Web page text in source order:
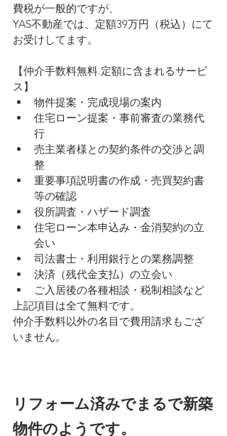
費税が一般的ですが、
YAS不動産では、定額39万円（税込）にて
お受けしてます。
【仲介手数料無料.定額に含まれるサービ
ス】
物件提案・完成現場の案内
住宅ローン提案・事前審査の業務代
行
売主業者様との契約条件の交渉と調
整
重要事項説明書の作成・売買契約書
等の確認
役所調査・ハザード調査
住宅ローン本申込み・金消契約の立
会い
司法書士・利用銀行との業務調整
決済（残代金支払）の立会い
ご入居後の各種相談・税制相談など
上記項目は全て無料です。
仲介手数料以外の名目で費用請求もござ
いません。
リフォーム済みでまるで新築
物件のようです。